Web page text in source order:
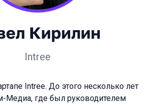
Кирилин
Intree
Intree. До этого несколько лет
Медиа, где был руководителем